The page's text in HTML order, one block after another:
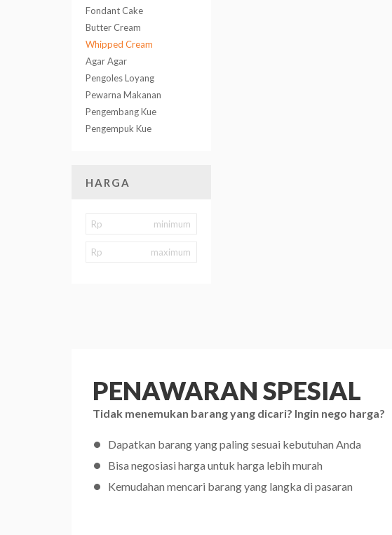
Fondant Cake
Butter Cream
Whipped Cream
Agar Agar
Pengoles Loyang
Pewarna Makanan
Pengembang Kue
Pengempuk Kue
HARGA
Rp
Rp
PENAWARAN SPESIAL
Tidak menemukan barang yang dicari? Ingin nego harga?
Dapatkan barang yang paling sesuai kebutuhan Anda
Bisa negosiasi harga untuk harga lebih murah
Kemudahan mencari barang yang langka di pasaran